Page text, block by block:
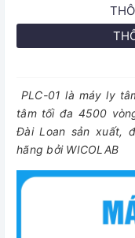
PLC-01 là máy ly
tâm tối đa 4500
Đài Loan sản xuất,
hãng bởi WICOLAB